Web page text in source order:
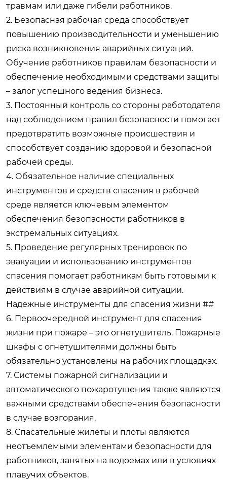
травмам или даже гибели работников.
2. Безопасная рабочая среда способствует
повышению производительности и уменьшению
риска возникновения аварийных ситуаций.
Обучение работников правилам безопасности и
обеспечение необходимыми средствами защиты
– залог успешного ведения бизнеса.
3. Постоянный контроль со стороны работодателя
над соблюдением правил безопасности помогает
предотвратить возможные происшествия и
способствует созданию здоровой и безопасной
рабочей среды.
4. Обязательное наличие специальных
инструментов и средств спасения в рабочей
среде является ключевым элементом
обеспечения безопасности работников в
экстремальных ситуациях.
5. Проведение регулярных тренировок по
эвакуации и использованию инструментов
спасения помогает работникам быть готовыми к
действиям в случае аварийной ситуации.
Надежные инструменты для спасения жизни ##
6. Первоочередной инструмент для спасения
жизни при пожаре – это огнетушитель. Пожарные
шкафы с огнетушителями должны быть
обязательно установлены на рабочих площадках.
7. Системы пожарной сигнализации и
автоматического пожаротушения также являются
важными средствами обеспечения безопасности
в случае возгорания.
8. Спасательные жилеты и плоты являются
неотъемлемыми элементами безопасности для
работников, занятых на водоемах или в условиях
плавучих объектов.